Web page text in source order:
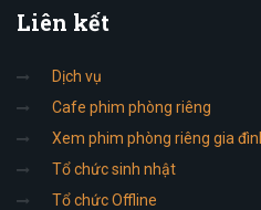
Liên kết
Dịch vụ
Cafe phim phòng riêng
Xem phim phòng riêng gia
Tổ chức sinh nhật
Tổ chức Offline